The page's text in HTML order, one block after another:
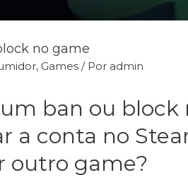
no game
, Games / Por admin
ban ou block
a conta no
outro game?